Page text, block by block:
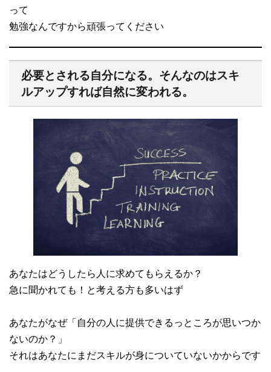
って
勉強なんですから頑張ってください
必要とされる自分になる。そんなのはスキ
ルアップすれば自然に変われる。
あなたはどうしたら人に求めてもらえるか？
急に聞かれても！と考える方も多いはず
あなたがなぜ「自分の人に提供できるっところが思いつか
ないのか？」
それはあなたにまだスキルが身についていないかからです